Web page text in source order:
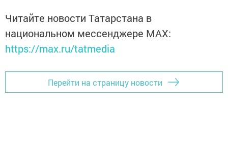
Читайте новости Татарстана в
национальном мессенджере MАХ:
https://max.ru/tatmedia
Перейти на страницу новости